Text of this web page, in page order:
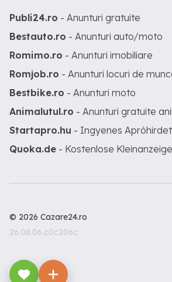
Publi24.ro - Anunturi gratuite
Bestauto.ro - Anunturi auto/moto
Romimo.ro - Anunturi imobiliare
Romjob.ro - Anunturi locuri de
Bestbike.ro - Anunturi moto
Animalutul.ro - Anunturi gratuite
Startapro.hu - Ingyenes
Quoka.de - Kostenlose
© 2026 Cazare24.ro
26.08.06.c0c206c